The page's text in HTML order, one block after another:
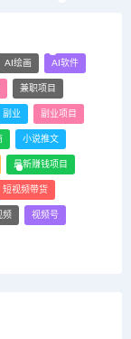
AI绘画 AI软件
兼职项目
副业 副业项目
小说推文
最新赚钱项目
短视频带货
频 视频号